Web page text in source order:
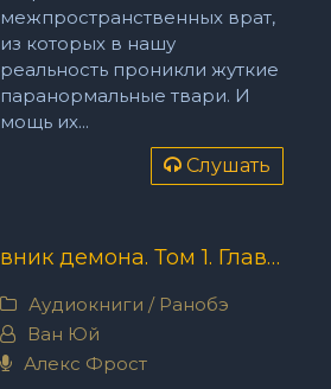
межпространственных врат,
из которых в нашу
реальность проникли жуткие
паранормальные твари. И
мощь их...
Слушать
Ван Юй – Дневник демона. Том 1. Главы 1-20.
Аудиокниги / Ранобэ
Ван Юй
Алекс Фрост